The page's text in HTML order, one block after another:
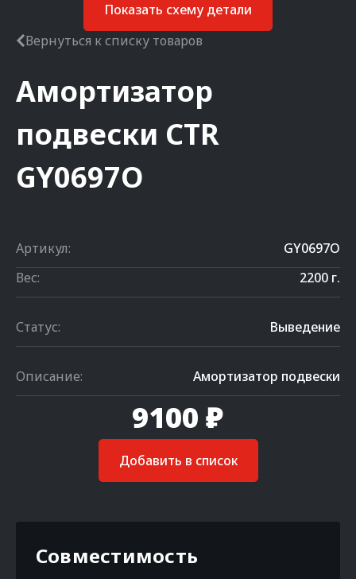
Показать схему детали
Вернуться к списку товаров
Амортизатор
подвески CTR
GY0697O
Артикул:
GY0697O
Вес:
2200 г.
Статус: Выведение
Описание: Амортизатор подвески
9100 ₽
Добавить в список
Совместимость